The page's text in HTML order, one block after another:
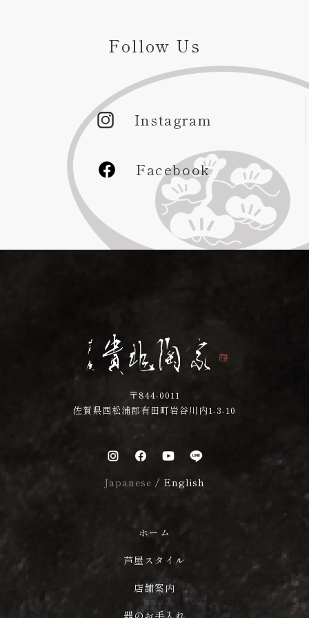
Follow Us
Instagram
Facebook
〒844-0011
佐賀県西松浦郡有田町岩谷川内1-3-10
Japanese / English
ホーム
芦屋スタイル
店舗案内